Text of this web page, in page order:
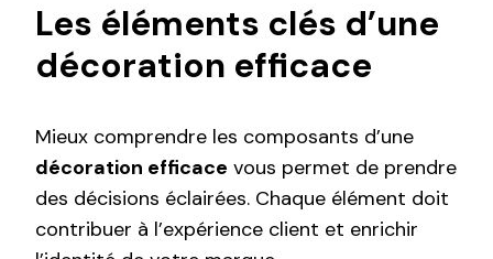
Les éléments clés d’une
décoration efficace
Mieux comprendre les composants d’une
décoration efficace vous permet de prendre
des décisions éclairées. Chaque élément doit
contribuer à l’expérience client et enrichir